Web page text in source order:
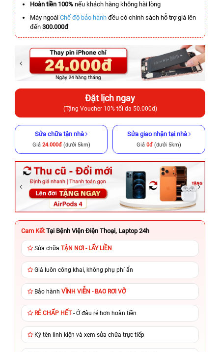
Hoàn tiền 100% nếu khách hàng không hài lòng
Máy ngoài Chế độ bảo hành đều có chính sách hỗ trợ giá lên
đến 300.000đ
Đặt lịch ngay
(Tặng Voucher 10% tối đa 50.000đ)
Sửa chữa tận nhà
Giá 24.000đ(dưới 5km)
Sửa giao nhận tại nhà
Giá 0đ (dưới 5km)
Cam Kết Tại Bệnh Viện Điện Thoại, Laptop 24h
Sửa chữa TẬN NƠI - LẤY LIỀN
Giá luôn công khai, không phụ phí ẩn
Bảo hành VĨNH VIỄN - BAO RƠI VỠ
RẺ CHẤP HẾT- Ở đâu rẻ hơn hoàn tiền
Ký tên linh kiện và xem sửa chữa trực tiếp